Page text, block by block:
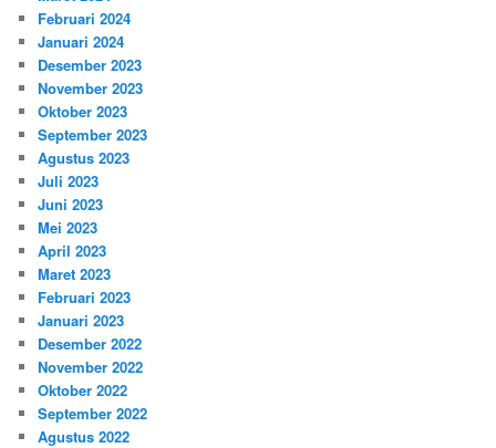
Februari 2024
Januari 2024
Desember 2023
November 2023
Oktober 2023
September 2023
Agustus 2023
Juli 2023
Juni 2023
Mei 2023
April 2023
Maret 2023
Februari 2023
Januari 2023
Desember 2022
November 2022
Oktober 2022
September 2022
Agustus 2022